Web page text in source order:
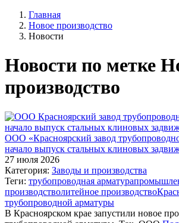
Главная
Новое производство
Новости
Новости по метке
производство
ООО «Красноярский завод
начало выпуск стальных клиновых
27 июля 2026
Категория: Заводы и производства
Теги: трубопроводная арматура
производстволитейное производство
трубопроводной арматуры
В Красноярском крае запустили новое